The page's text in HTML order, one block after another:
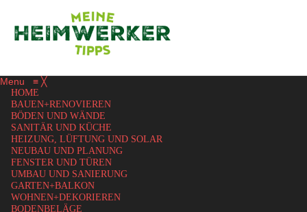
Menu ≡ ╳
HOME
BAUEN+RENOVIEREN
BÖDEN UND WÄNDE
SANITÄR UND KÜCHE
HEIZUNG, LÜFTUNG UND SOLAR
NEUBAU UND PLANUNG
FENSTER UND TÜREN
UMBAU UND SANIERUNG
GARTEN+BALKON
WOHNEN+DEKORIEREN
BODENBELÄGE